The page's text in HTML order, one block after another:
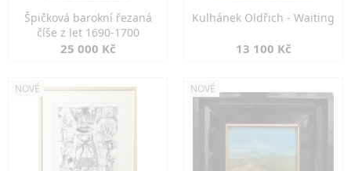
Špičková barokní řezaná
číše z let 1690-1700
25 000 Kč
Kulhánek Oldřich - Waiting
13 100 Kč
NOVÉ NOVÉ